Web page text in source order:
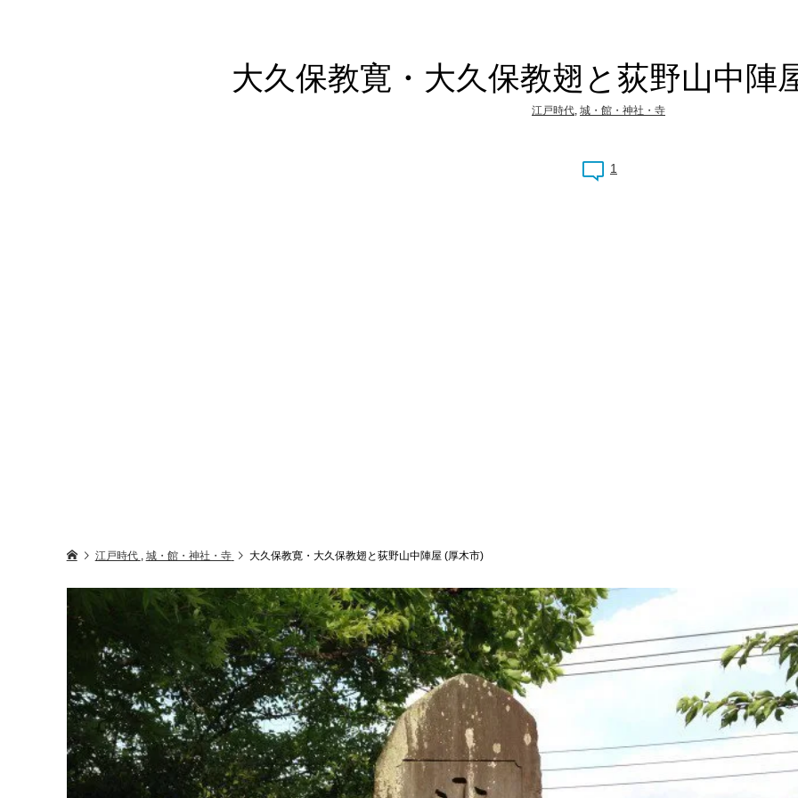
大久保教寛・大久保教翅と荻野山中
江戸時代, 城・館・神社・寺
1
江戸時代 , 城・館・神社・寺 大久保教寛・大久保教翅と荻野山中陣屋 (厚木市)